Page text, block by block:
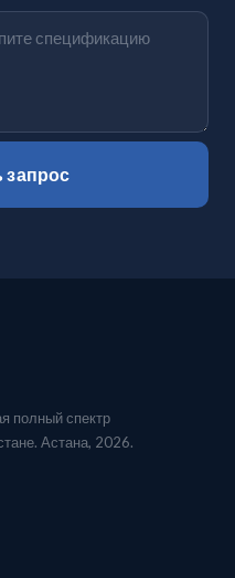
запрос
полный спектр
Астана, 2026.